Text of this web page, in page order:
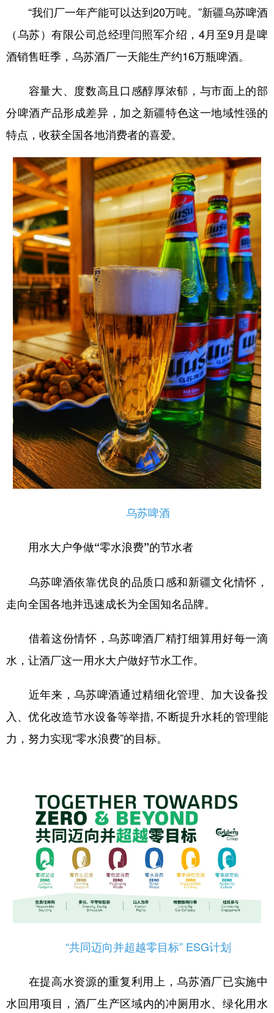
English Español Français عربى
“我们厂一年产能可以达到20万吨。”新疆乌苏啤酒
（乌苏）有限公司总经理闫照军介绍，4月至9月是啤
酒销售旺季，乌苏酒厂一天能生产约16万瓶啤酒。
容量大、度数高且口感醇厚浓郁，与市面上的部
分啤酒产品形成差异，加之新疆特色这一地域性强的
特点，收获全国各地消费者的喜爱。
乌苏啤酒
用水大户争做“零水浪费”的节水者
乌苏啤酒依靠优良的品质口感和新疆文化情怀，
走向全国各地并迅速成长为全国知名品牌。
借着这份情怀，乌苏啤酒厂精打细算用好每一滴
水，让酒厂这一用水大户做好节水工作。
近年来，乌苏啤酒通过精细化管理、加大设备投
入、优化改造节水设备等举措, 不断提升水耗的管理能
力，努力实现“零水浪费”的目标。
“共同迈向并超越零目标” ESG计划
在提高水资源的重复利用上，乌苏酒厂已实施中
水回用项目，酒厂生产区域内的冲厕用水、绿化用水